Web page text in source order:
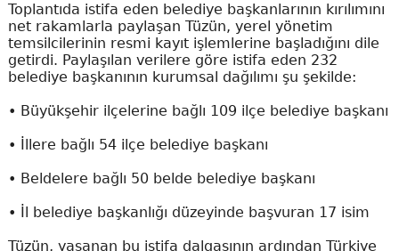
Toplantıda istifa eden belediye başkanlarının kırılımını
net rakamlarla paylaşan Tüzün, yerel yönetim
temsilcilerinin resmi kayıt işlemlerine başladığını dile
getirdi. Paylaşılan verilere göre istifa eden 232
belediye başkanının kurumsal dağılımı şu şekilde:
• Büyükşehir ilçelerine bağlı 109 ilçe belediye başkanı
• İllere bağlı 54 ilçe belediye başkanı
• Beldelere bağlı 50 belde belediye başkanı
• İl belediye başkanlığı düzeyinde başvuran 17 isim
Tüzün, yaşanan bu istifa dalgasının ardından Türkiye